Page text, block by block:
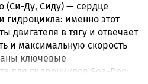
(Си-Ду, Сиду) — сердце
гидроцикла: именно этот
двигателя в тягу и отвечает
и максимальную скорость
ключевые
для гидроциклов Sea-Doo: